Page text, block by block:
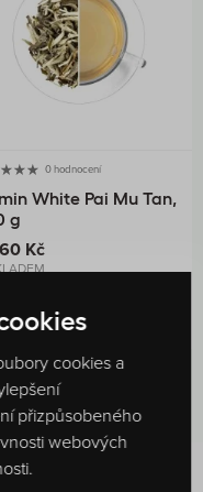
0 hodnocení
White Pai Mu Tan,
g
Kč
DO KOŠÍKU
cookies a
přizpůsobeného
webových